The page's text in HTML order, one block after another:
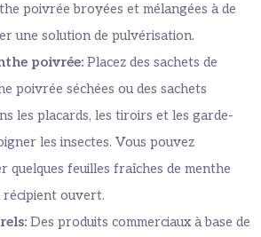
poivrée broyées et mélangées à de
une solution de pulvérisation.
poivrée: Placez des sachets de
poivrée séchées ou des sachets
les placards, les tiroirs et les garde-
les insectes. Vous pouvez
quelques feuilles fraîches de menthe
récipient ouvert.
Des produits commerciaux à base de